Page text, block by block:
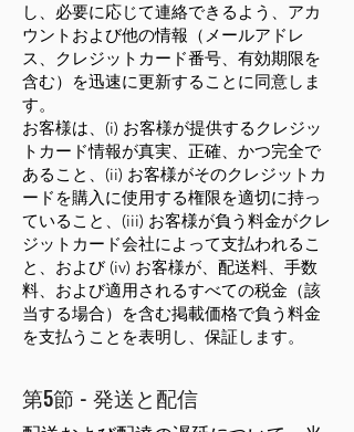
し、必要に応じて連絡できるよう、アカ
ウントおよび他の情報（メールアドレ
ス、クレジットカード番号、有効期限を
含む）を迅速に更新することに同意しま
す。
お客様は、(i) お客様が提供するクレジッ
トカード情報が真実、正確、かつ完全で
あること、(ii) お客様がそのクレジットカ
ードを購入に使用する権限を適切に持っ
ていること、(iii) お客様が負う料金がクレ
ジットカード会社によって支払われるこ
と、および (iv) お客様が、配送料、手数
料、および適用されるすべての税金（該
当する場合）を含む掲載価格で負う料金
を支払うことを表明し、保証します。
第5節 - 発送と配信